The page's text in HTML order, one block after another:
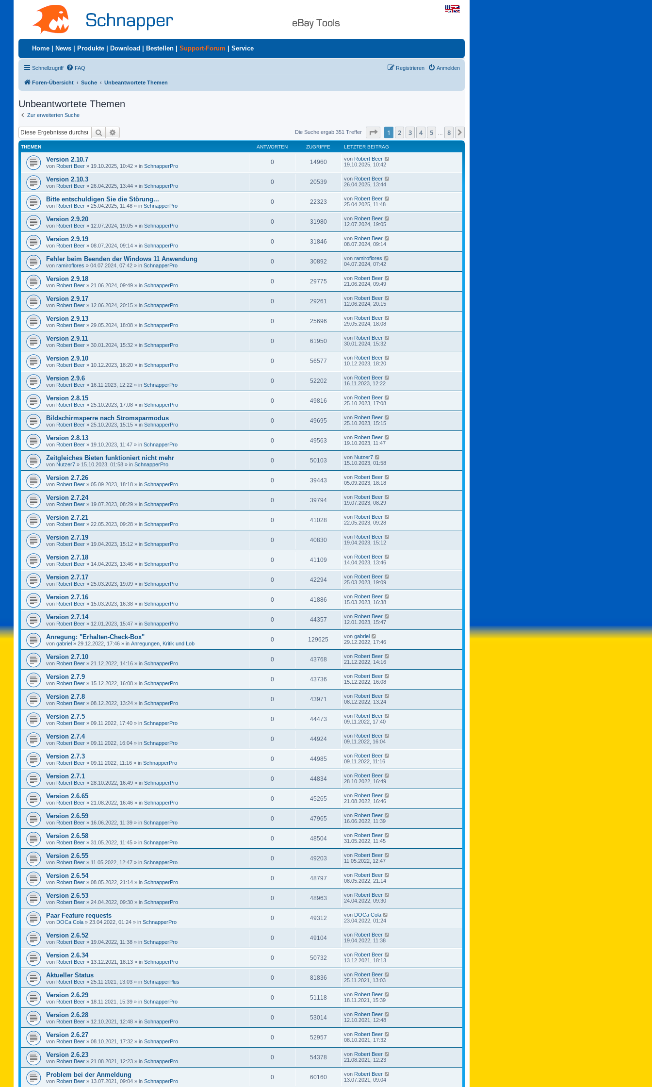
Home News Produkte Download Bestellen Support-Forum Service
Schnellzugriff FAQ Anmelden
Registrieren
Foren-Übersicht Suche Unbeantwortete Themen
Unbeantwortete Themen
Zur erweiterten Suche
Suche Die Suche ergab 351 Treffer Seite von8
1 2 3 4 5 8
THEMEN ANTWORTEN ZUGRIFFE LETZTER BEITRAG
Version 2.10.7
von Robert Beer » 19.10.2025, 10:42 » in SchnapperPro
0 14960 von Robert Beer
19.10.2025, 10:42
Version 2.10.3
von Robert Beer » 26.04.2025, 13:44 » in SchnapperPro
0 20539 von Robert Beer
26.04.2025, 13:44
Bitte entschuldigen Sie die Störung...
von Robert Beer » 25.04.2025, 11:48 » in SchnapperPro
0 22323 von Robert Beer
25.04.2025, 11:48
Version 2.9.20
von Robert Beer » 12.07.2024, 19:05 » in SchnapperPro
0 31980 von Robert Beer
12.07.2024, 19:05
Version 2.9.19
von Robert Beer » 08.07.2024, 09:14 » in SchnapperPro
0 31846 von Robert Beer
08.07.2024, 09:14
Fehler beim Beenden der Windows 11 Anwendung
von ramiroflores » 04.07.2024, 07:42 » in SchnapperPro
0 30892 von ramiroflores
04.07.2024, 07:42
Version 2.9.18
von Robert Beer » 21.06.2024, 09:49 » in SchnapperPro
0 29775 von Robert Beer
21.06.2024, 09:49
Version 2.9.17
von Robert Beer » 12.06.2024, 20:15 » in SchnapperPro
0 29261 von Robert Beer
12.06.2024, 20:15
Version 2.9.13
von Robert Beer » 29.05.2024, 18:08 » in SchnapperPro
0 25696 von Robert Beer
29.05.2024, 18:08
Version 2.9.11
von Robert Beer » 30.01.2024, 15:32 » in SchnapperPro
0 61950 von Robert Beer
30.01.2024, 15:32
Version 2.9.10
von Robert Beer » 10.12.2023, 18:20 » in SchnapperPro
0 56577 von Robert Beer
10.12.2023, 18:20
Version 2.9.6
von Robert Beer » 16.11.2023, 12:22 » in SchnapperPro
0 52202 von Robert Beer
16.11.2023, 12:22
Version 2.8.15
von Robert Beer » 25.10.2023, 17:08 » in SchnapperPro
0 49816 von Robert Beer
25.10.2023, 17:08
Bildschirmsperre nach Stromsparmodus
von Robert Beer » 25.10.2023, 15:15 » in SchnapperPro
0 49695 von Robert Beer
25.10.2023, 15:15
Version 2.8.13
von Robert Beer » 19.10.2023, 11:47 » in SchnapperPro
0 49563 von Robert Beer
19.10.2023, 11:47
Zeitgleiches Bieten funktioniert nicht mehr
von Nutzer7 » 15.10.2023, 01:58 » in SchnapperPro
0 50103 von Nutzer7
15.10.2023, 01:58
Version 2.7.26
von Robert Beer » 05.09.2023, 18:18 » in SchnapperPro
0 39443 von Robert Beer
05.09.2023, 18:18
Version 2.7.24
von Robert Beer » 19.07.2023, 08:29 » in SchnapperPro
0 39794 von Robert Beer
19.07.2023, 08:29
Version 2.7.21
von Robert Beer » 22.05.2023, 09:28 » in SchnapperPro
0 41028 von Robert Beer
22.05.2023, 09:28
Version 2.7.19
von Robert Beer » 19.04.2023, 15:12 » in SchnapperPro
0 40830 von Robert Beer
19.04.2023, 15:12
Version 2.7.18
von Robert Beer » 14.04.2023, 13:46 » in SchnapperPro
0 41109 von Robert Beer
14.04.2023, 13:46
Version 2.7.17
von Robert Beer » 25.03.2023, 19:09 » in SchnapperPro
0 42294 von Robert Beer
25.03.2023, 19:09
Version 2.7.16
von Robert Beer » 15.03.2023, 16:38 » in SchnapperPro
0 41886 von Robert Beer
15.03.2023, 16:38
Version 2.7.14
von Robert Beer » 12.01.2023, 15:47 » in SchnapperPro
0 44357 von Robert Beer
12.01.2023, 15:47
Anregung: "Erhalten-Check-Box"
von gabriel » 29.12.2022, 17:46 » in Anregungen, Kritik und Lob
0 129625 von gabriel
29.12.2022, 17:46
Version 2.7.10
von Robert Beer » 21.12.2022, 14:16 » in SchnapperPro
0 43768 von Robert Beer
21.12.2022, 14:16
Version 2.7.9
von Robert Beer » 15.12.2022, 16:08 » in SchnapperPro
0 43736 von Robert Beer
15.12.2022, 16:08
Version 2.7.8
von Robert Beer » 08.12.2022, 13:24 » in SchnapperPro
0 43971 von Robert Beer
08.12.2022, 13:24
Version 2.7.5
von Robert Beer » 09.11.2022, 17:40 » in SchnapperPro
0 44473 von Robert Beer
09.11.2022, 17:40
Version 2.7.4
von Robert Beer » 09.11.2022, 16:04 » in SchnapperPro
0 44924 von Robert Beer
09.11.2022, 16:04
Version 2.7.3
von Robert Beer » 09.11.2022, 11:16 » in SchnapperPro
0 44985 von Robert Beer
09.11.2022, 11:16
Version 2.7.1
von Robert Beer » 28.10.2022, 16:49 » in SchnapperPro
0 44834 von Robert Beer
28.10.2022, 16:49
Version 2.6.65
von Robert Beer » 21.08.2022, 16:46 » in SchnapperPro
0 45265 von Robert Beer
21.08.2022, 16:46
Version 2.6.59
von Robert Beer » 16.06.2022, 11:39 » in SchnapperPro
0 47965 von Robert Beer
16.06.2022, 11:39
Version 2.6.58
von Robert Beer » 31.05.2022, 11:45 » in SchnapperPro
0 48504 von Robert Beer
31.05.2022, 11:45
Version 2.6.55
von Robert Beer » 11.05.2022, 12:47 » in SchnapperPro
0 49203 von Robert Beer
11.05.2022, 12:47
Version 2.6.54
von Robert Beer » 08.05.2022, 21:14 » in SchnapperPro
0 48797 von Robert Beer
08.05.2022, 21:14
Version 2.6.53
von Robert Beer » 24.04.2022, 09:30 » in SchnapperPro
0 48963 von Robert Beer
24.04.2022, 09:30
Paar Feature requests
von DOCa Cola » 23.04.2022, 01:24 » in SchnapperPro
0 49312 von DOCa Cola
23.04.2022, 01:24
Version 2.6.52
von Robert Beer » 19.04.2022, 11:38 » in SchnapperPro
0 49104 von Robert Beer
19.04.2022, 11:38
Version 2.6.34
von Robert Beer » 13.12.2021, 18:13 » in SchnapperPro
0 50732 von Robert Beer
13.12.2021, 18:13
Aktueller Status
von Robert Beer » 25.11.2021, 13:03 » in SchnapperPlus
0 81836 von Robert Beer
25.11.2021, 13:03
Version 2.6.29
von Robert Beer » 18.11.2021, 15:39 » in SchnapperPro
0 51118 von Robert Beer
18.11.2021, 15:39
Version 2.6.28
von Robert Beer » 12.10.2021, 12:48 » in SchnapperPro
0 53014 von Robert Beer
12.10.2021, 12:48
Version 2.6.27
von Robert Beer » 08.10.2021, 17:32 » in SchnapperPro
0 52957 von Robert Beer
08.10.2021, 17:32
Version 2.6.23
von Robert Beer » 21.08.2021, 12:23 » in SchnapperPro
0 54378 von Robert Beer
21.08.2021, 12:23
Problem bei der Anmeldung
von Robert Beer » 13.07.2021, 09:04 » in SchnapperPro
0 60160 von Robert Beer
13.07.2021, 09:04